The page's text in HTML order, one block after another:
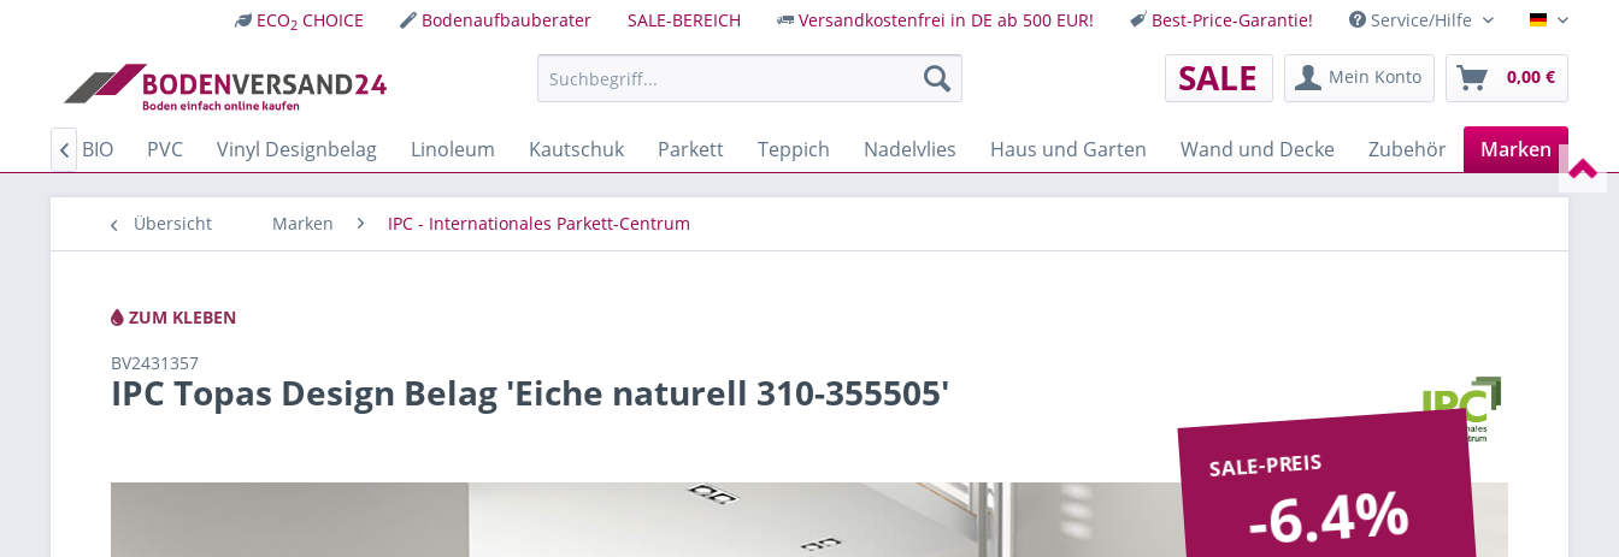
ECO2 CHOICE Bodenaufbauberater SALE-BEREICH Versandkostenfrei in DE ab 500 EUR! Best-Price-Garantie! Service/Hilfe Deutsch
SALE Mein Konto 0,00 €
BIO PVC Vinyl Designbelag Linoleum Kautschuk Parkett Teppich Nadelvlies Haus und Garten Wand und Decke Zubehör Marken

Übersicht Marken IPC - Internationales Parkett-Centrum
ZUM KLEBEN
BV2431357
IPC Topas Design Belag 'Eiche naturell 310-355505'
SALE-PREIS
-6.4%